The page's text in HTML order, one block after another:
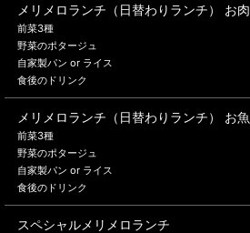
メリメロランチ（日替わりランチ） お肉
前菜3種
野菜のポタージュ
自家製パン or ライス
食後のドリンク
メリメロランチ（日替わりランチ） お魚
前菜3種
野菜のポタージュ
自家製パン or ライス
食後のドリンク
スペシャルメリメロランチ